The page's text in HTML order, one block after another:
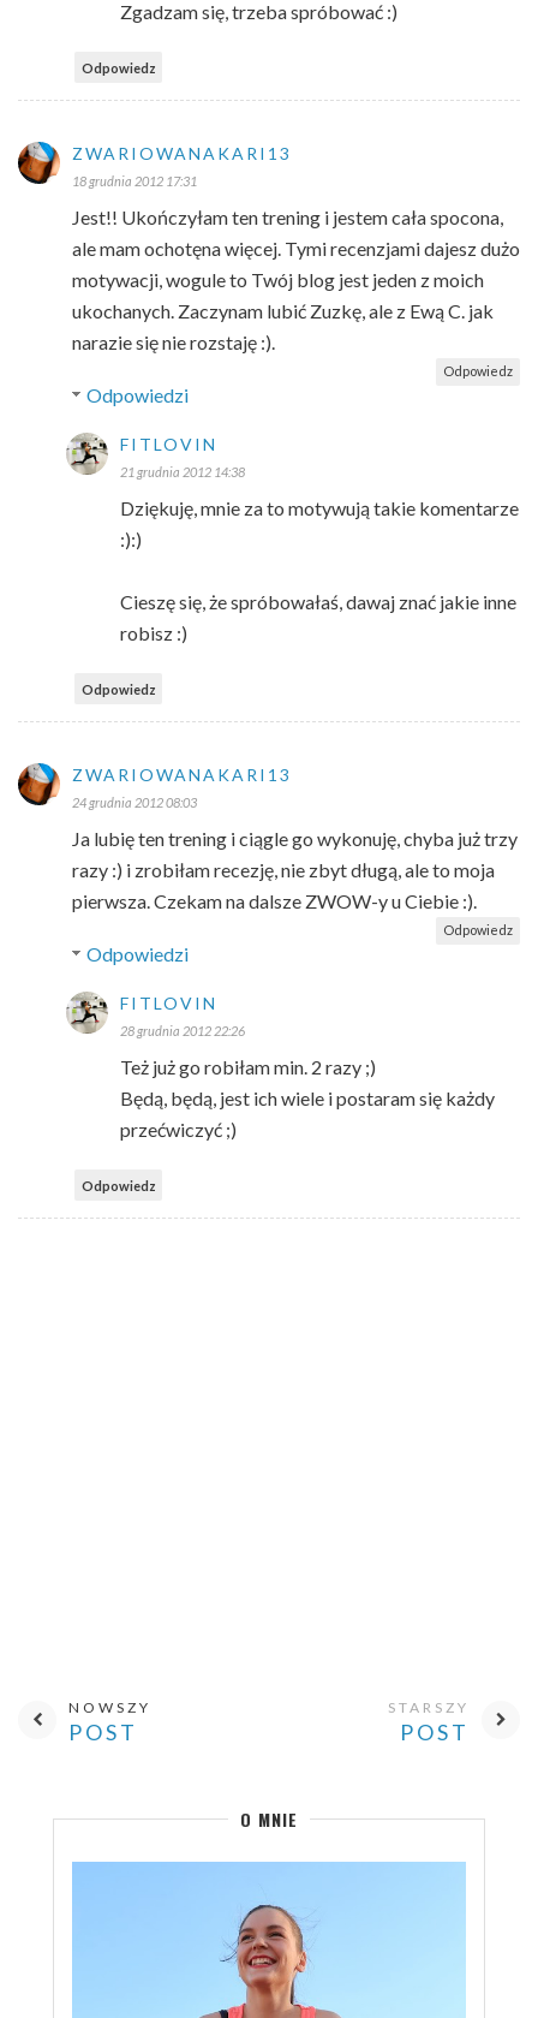
Zgadzam się, trzeba spróbować :)
Odpowiedz
ZWARIOWANAKARI13
18 grudnia 2012 17:31
Jest!! Ukończyłam ten trening i jestem cała spocona,
ale mam ochotęna więcej. Tymi recenzjami dajesz dużo
motywacji, wogule to Twój blog jest jeden z moich
ukochanych. Zaczynam lubić Zuzkę, ale z Ewą C. jak
narazie się nie rozstaję :).
Odpowiedz
Odpowiedzi
FITLOVIN
21 grudnia 2012 14:38
Dziękuję, mnie za to motywują takie komentarze
:):)
Cieszę się, że spróbowałaś, dawaj znać jakie inne
robisz :)
Odpowiedz
ZWARIOWANAKARI13
24 grudnia 2012 08:03
Ja lubię ten trening i ciągle go wykonuję, chyba już trzy
razy :) i zrobiłam recezję, nie zbyt długą, ale to moja
pierwsza. Czekam na dalsze ZWOW-y u Ciebie :).
Odpowiedz
Odpowiedzi
FITLOVIN
28 grudnia 2012 22:26
Też już go robiłam min. 2 razy ;)
Będą, będą, jest ich wiele i postaram się każdy
przećwiczyć ;)
Odpowiedz
NOWSZY
POST
STARSZY
POST
O MNIE